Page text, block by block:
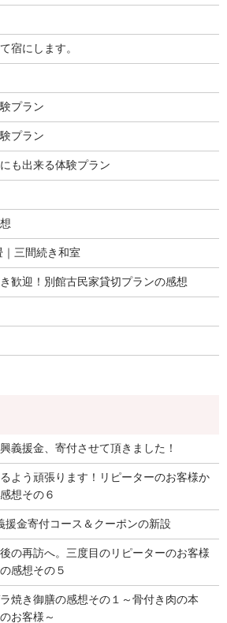
宿にします。
プラン
プラン
も出来る体験プラン
三間続き和室
歓迎！別館古民家貸切プランの感想
義援金、寄付させて頂きました！
よう頑張ります！リピーターのお客様か
想その６
援金寄付コース＆クーポンの新設
の再訪へ。三度目のリピーターのお客様
感想その５
焼き御膳の感想その１～骨付き肉の本
お客様～